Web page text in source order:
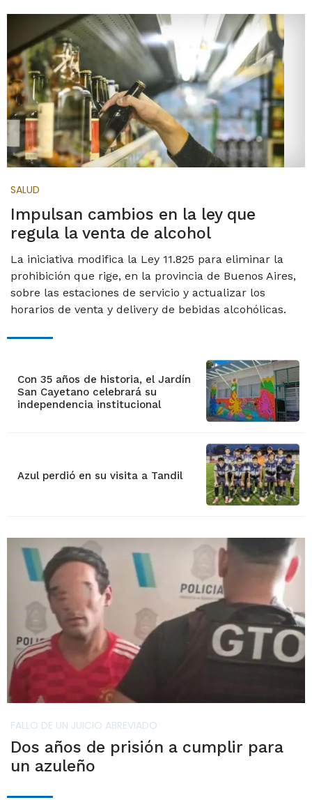
SALUD
Impulsan cambios en la ley que
regula la venta de alcohol
La iniciativa modifica la Ley 11.825 para eliminar la
prohibición que rige, en la provincia de Buenos Aires,
sobre las estaciones de servicio y actualizar los
horarios de venta y delivery de bebidas alcohólicas.
Con 35 años de historia, el Jardín
San Cayetano celebrará su
independencia institucional
Azul perdió en su visita a Tandil
FALLO DE UN JUICIO ABREVIADO
Dos años de prisión a cumplir para
un azuleño